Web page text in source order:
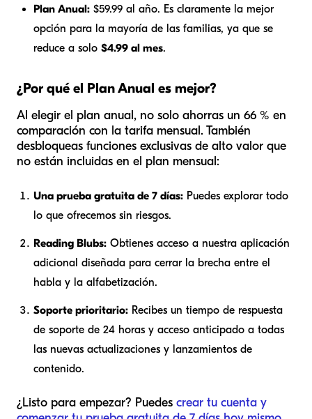
Plan Anual: $59.99 al año. Es claramente la mejor
opción para la mayoría de las familias, ya que se
reduce a solo $4.99 al mes.
¿Por qué el Plan Anual es mejor?
Al elegir el plan anual, no solo ahorras un 66 % en
comparación con la tarifa mensual. También
desbloqueas funciones exclusivas de alto valor que
no están incluidas en el plan mensual:
Una prueba gratuita de 7 días: Puedes explorar todo
lo que ofrecemos sin riesgos.
Reading Blubs: Obtienes acceso a nuestra aplicación
adicional diseñada para cerrar la brecha entre el
habla y la alfabetización.
Soporte prioritario: Recibes un tiempo de respuesta
de soporte de 24 horas y acceso anticipado a todas
las nuevas actualizaciones y lanzamientos de
contenido.
¿Listo para empezar? Puedes crear tu cuenta y